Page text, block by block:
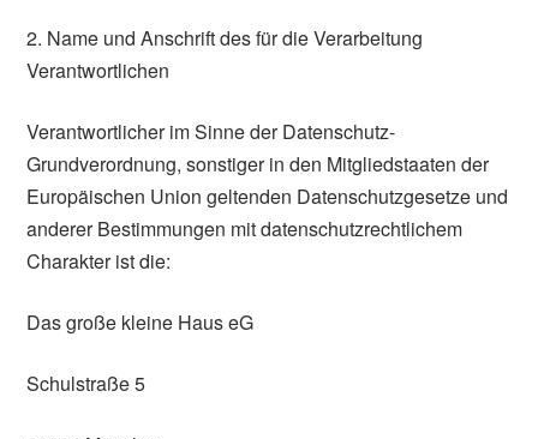
2. Name und Anschrift des für die Verarbeitung
Verantwortlichen
Verantwortlicher im Sinne der Datenschutz-
Grundverordnung, sonstiger in den Mitgliedstaaten der
Europäischen Union geltenden Datenschutzgesetze und
anderer Bestimmungen mit datenschutzrechtlichem
Charakter ist die:
Das große kleine Haus eG
Schulstraße 5